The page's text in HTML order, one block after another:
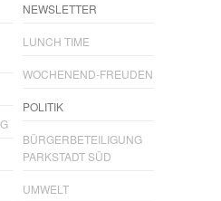
NEWSLETTER
LUNCH TIME
WOCHENEND-FREUDEN
POLITIK
BÜRGERBETEILIGUNG
PARKSTADT SÜD
UMWELT